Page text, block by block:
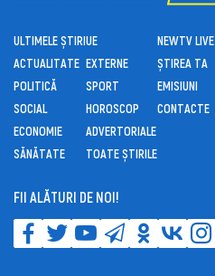
ULTIMELE ȘTIRI
ACTUALITATE
POLITICĂ
SOCIAL
ECONOMIE
SĂNĂTATE
UE
EXTERNE
SPORT
HOROSCOP
ADVERTORIALE
TOATE ȘTIRILE
NEWTV LIVE
ȘTIREA TA
EMISIUNI
CONTACTE
FII ALĂTURI DE NOI!